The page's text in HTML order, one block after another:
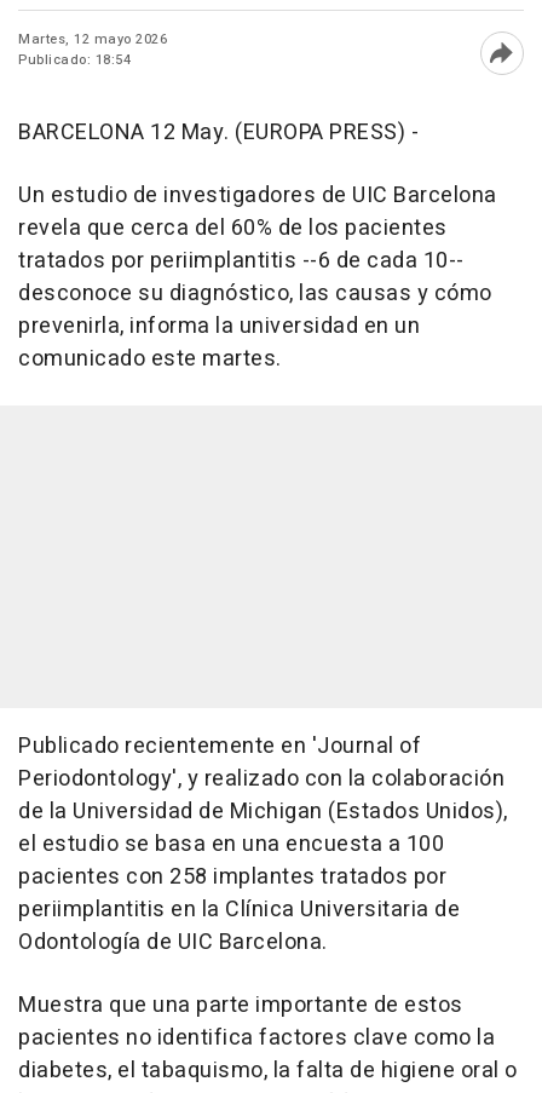
Martes, 12 mayo 2026
Publicado: 18:54
BARCELONA 12 May. (EUROPA PRESS) -
Un estudio de investigadores de UIC Barcelona
revela que cerca del 60% de los pacientes
tratados por periimplantitis --6 de cada 10--
desconoce su diagnóstico, las causas y cómo
prevenirla, informa la universidad en un
comunicado este martes.
Publicado recientemente en 'Journal of
Periodontology', y realizado con la colaboración
de la Universidad de Michigan (Estados Unidos),
el estudio se basa en una encuesta a 100
pacientes con 258 implantes tratados por
periimplantitis en la Clínica Universitaria de
Odontología de UIC Barcelona.
Muestra que una parte importante de estos
pacientes no identifica factores clave como la
diabetes, el tabaquismo, la falta de higiene oral o